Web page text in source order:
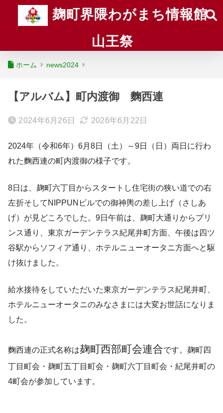
麹町界隈わがまち情報館
山王祭
ホーム news2024
【アルバム】町内渡御 麴西連
2024年6月26日 2026年6月22日
2024年（令和6年）6月8日（土）～9日（日）両日に行わ
れた麴西連の町内渡御の様子です。
8日は、麹町六丁目からスタートし住宅街の狭い道での右
左折そしてNIPPUNビルでの御神輿の差し上げ（さしあ
げ）が見どころでした。9日午前は、麹町大通りからプリ
ンス通り、東京ガーデンテラス紀尾井町方面、午後は四ツ
谷駅からソフィア通り、ホテルニューオータニ方面へと駆
け抜けました。
給水接待をしていただいた東京ガーデンテラス紀尾井町、
ホテルニューオータニのみなさまには大変お世話になりま
した。
麴西連の正式名称は麹町西部町会連合です。麹町四
丁目町会・麹町五丁目町会・麹町六丁目町会・紀尾井町の
4町会が参加しています。